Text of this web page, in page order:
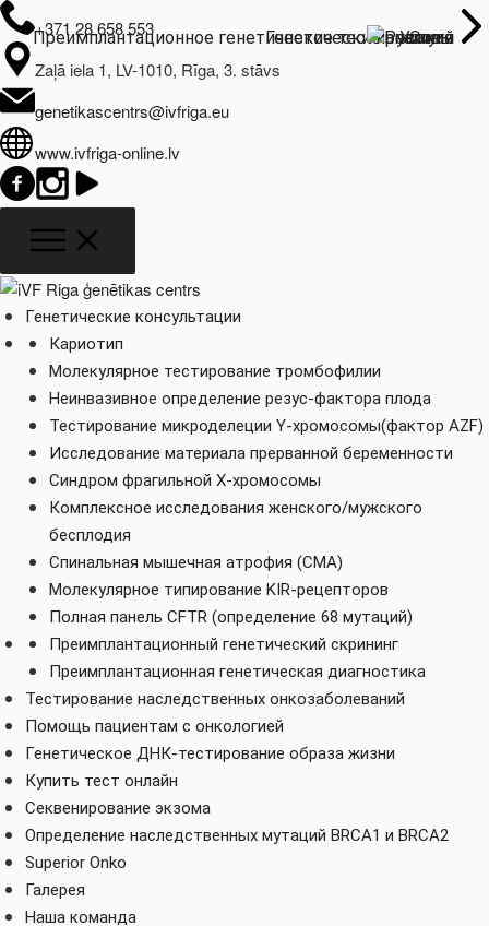
+371 28 658 553
Zaļā iela 1, LV-1010, Rīga, 3. stāvs
genetikascentrs@ivfriga.eu
www.ivfriga-online.lv
Услуги
Генетические консультации
Генетические анализы
Кариотип
Молекулярное тестирование тромбофилии
Неинвазивное определение резус-фактора плода
Тестирование микроделеции Y-хромосомы(фактор AZF)
Исследование материала прерванной беременности
Синдром фрагильной Х-хромосомы
Комплексное исследования женского/мужского
бесплодия
Спинальная мышечная атрофия (СМА)
Молекулярное типирование KIR-рецепторов
Полная панель CFTR (определение 68 мутаций)
Преимплантационное генетическое тестирование
Преимплантационный генетический скрининг
Преимплантационная генетическая диагностика
Тестирование наследственных онкозаболеваний
Помощь пациентам с онкологией
Генетическое ДНК-тестирование образа жизни
Купить тест онлайн
Секвенирование экзома
Определение наследственных мутаций BRCA1 и BRCA2
Superior Onko
О нас
Галерея
Наша команда